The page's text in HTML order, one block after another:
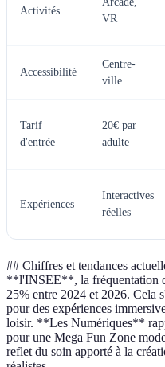
Activités
VR
Accessibilité
Centre-
ville
Tarif
d'entrée
20€ par
adulte
Expériences
Interactives
réelles
## Chiffres et tendances
**l'INSEE**, la fréquentation
25% entre 2024 et 2026. Cela
pour des expériences
loisir. **Les Numériques**
pour une Mega Fun Zone
reflet du soin apporté à la